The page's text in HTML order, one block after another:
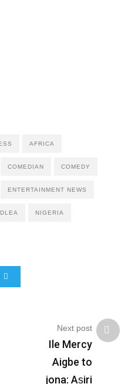
AFRICA
COMEDIAN COMEDY
ENTERTAINMENT NEWS
NIGERIA
Next post
Ile Mercy
Aigbe to
jona: Aṣiri